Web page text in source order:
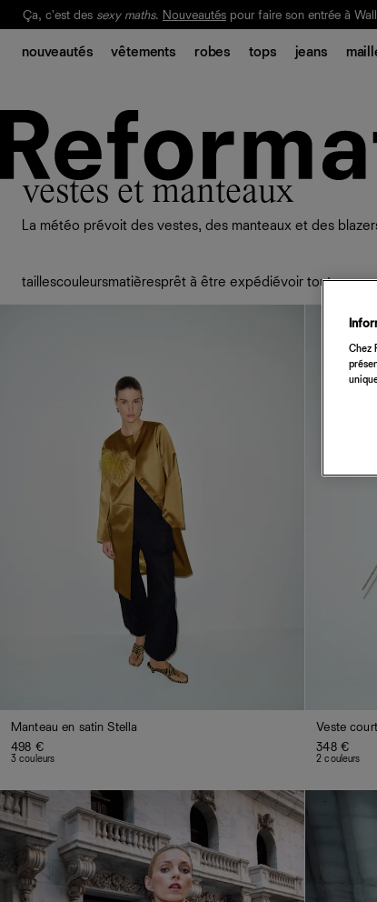
Ça, c'est des sexy maths Nouveautés pour faire son entrée à Wall
Livraison gratuite. Frais de douane et taxes inclus.
nouveautés vêtements robes tops jeans
vestes et manteaux
La météo prévoit des vestes, des manteaux et des
taillescouleursmatièresprêt à être expédiévoir tout
Manteau en satin Stella
498 €
3 couleurs
Veste
348 €
2 couleurs
Chez